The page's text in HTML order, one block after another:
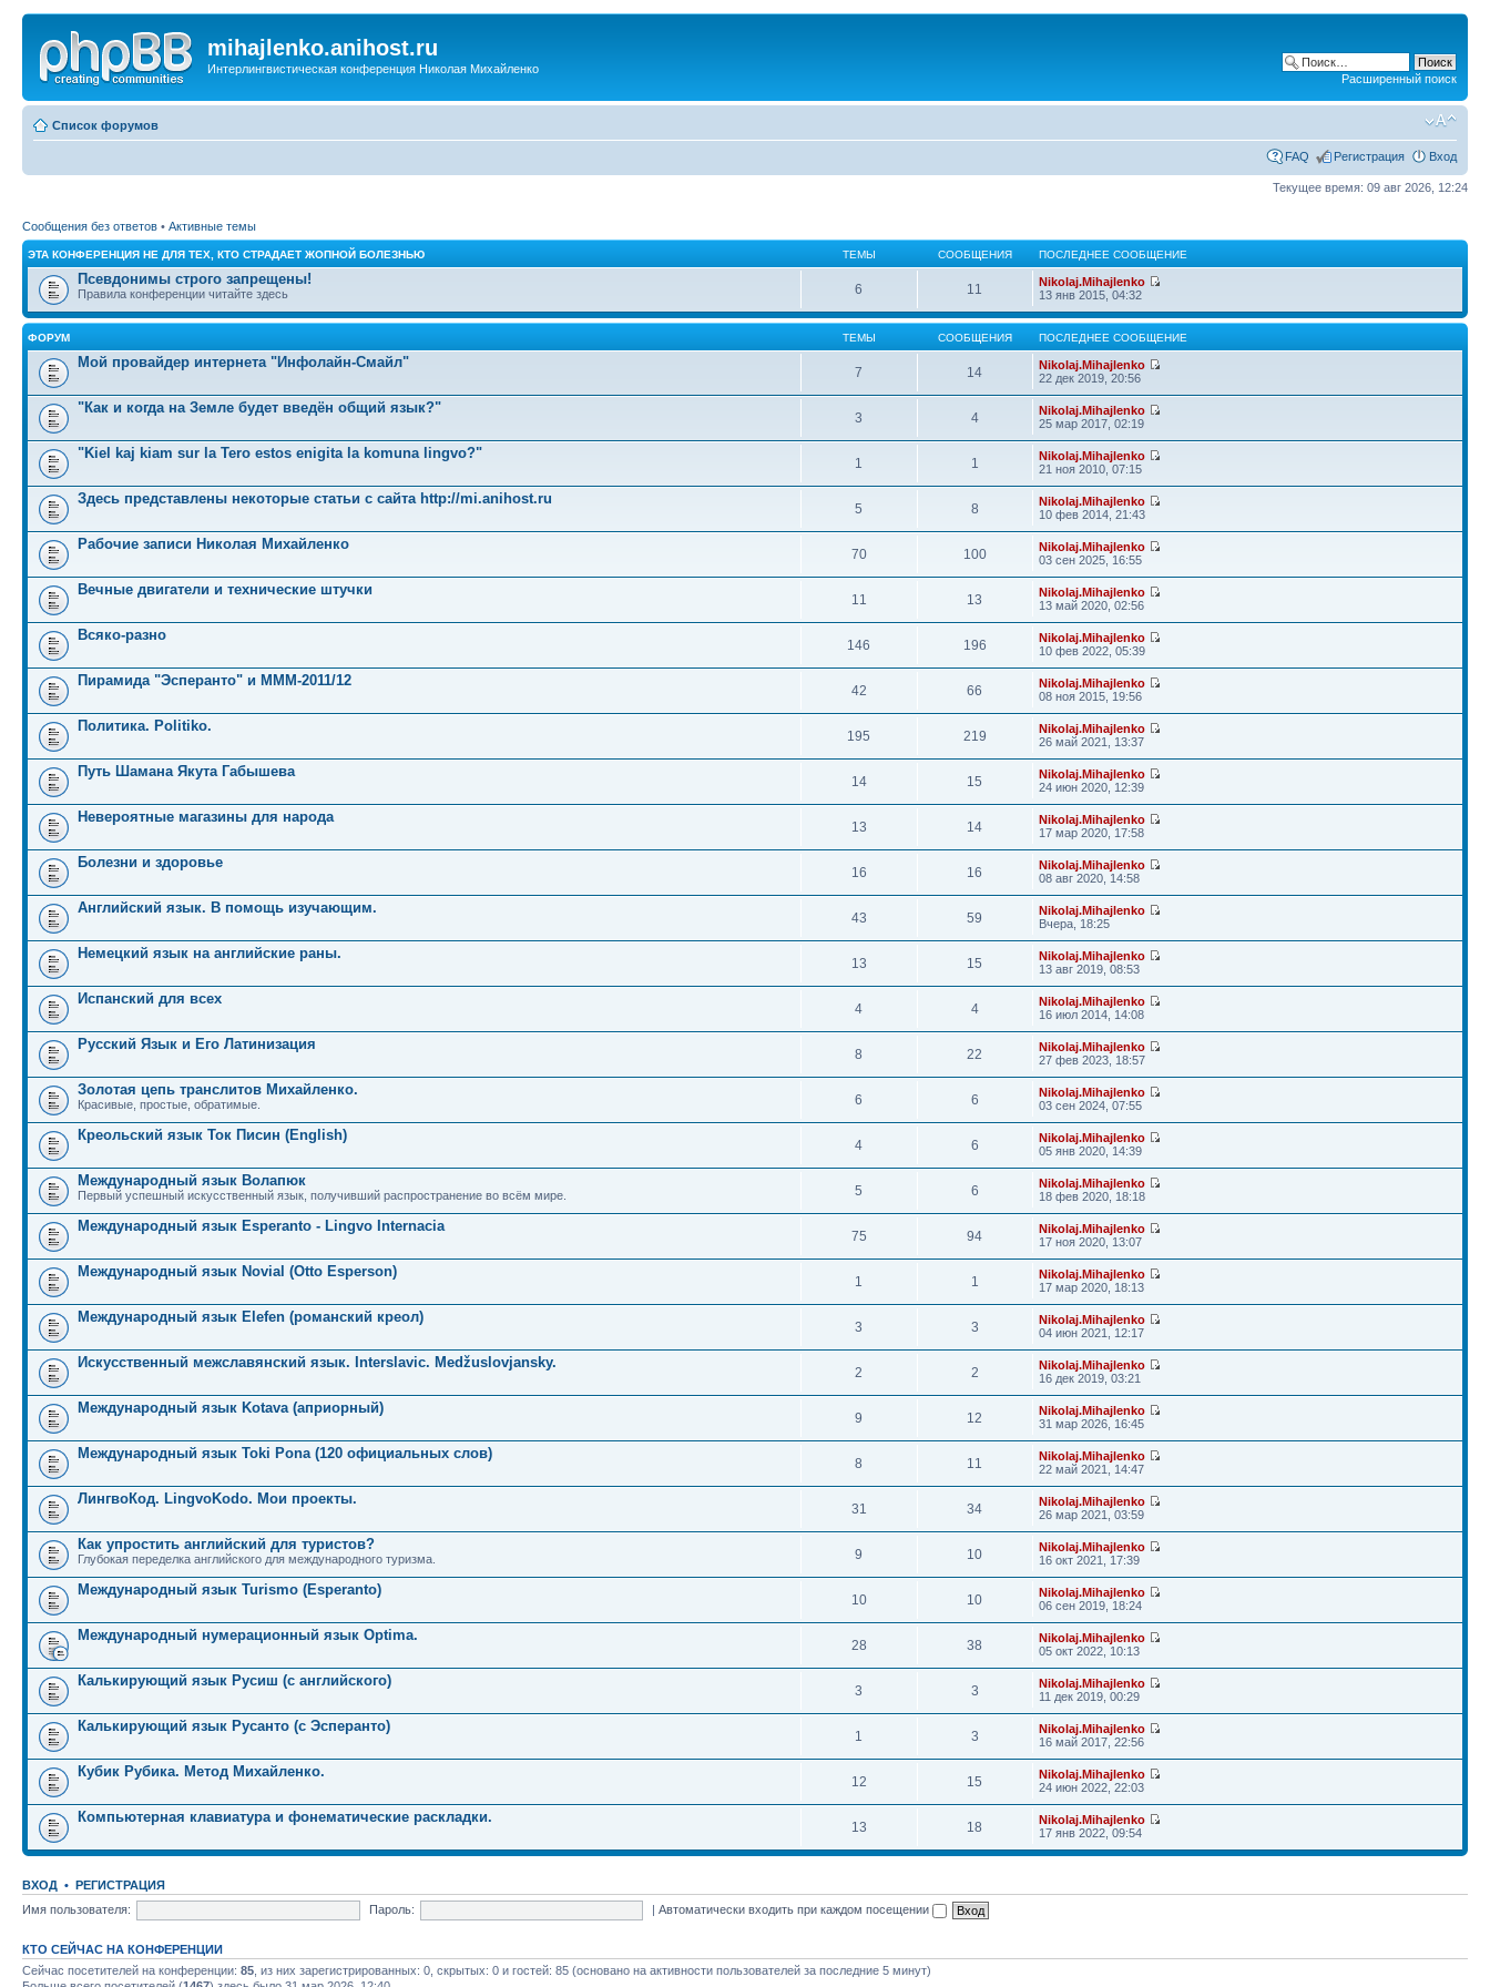
mihajlenko.anihost.ru
Интерлингвистическая конференция Николая Михайленко
Расширенный поиск
Список форумов
FAQ Регистрация Вход
Текущее время: 09 авг 2026, 12:24
Сообщения без ответов • Активные темы
ЭТА КОНФЕРЕНЦИЯ НЕ ДЛЯ ТЕХ, КТО СТРАДАЕТ ЖОПНОЙ БОЛЕЗНЬЮ ТЕМЫ СООБЩЕНИЯ ПОСЛЕДНЕЕ СООБЩЕНИЕ
Псевдонимы строго запрещены!
Правила конференции читайте здесь 6 11
Nikolaj.Mihajlenko
13 янв 2015, 04:32
ФОРУМ ТЕМЫ СООБЩЕНИЯ ПОСЛЕДНЕЕ СООБЩЕНИЕ
Мой провайдер интернета "Инфолайн-Смайл"
7 14
Nikolaj.Mihajlenko
22 дек 2019, 20:56
"Как и когда на Земле будет введён общий язык?"
3 4
Nikolaj.Mihajlenko
25 мар 2017, 02:19
"Kiel kaj kiam sur la Tero estos enigita la komuna lingvo?"
1 1
Nikolaj.Mihajlenko
21 ноя 2010, 07:15
Здесь представлены некоторые статьи с сайта http://mi.anihost.ru
5 8
Nikolaj.Mihajlenko
10 фев 2014, 21:43
Рабочие записи Николая Михайленко
70 100
Nikolaj.Mihajlenko
03 сен 2025, 16:55
Вечные двигатели и технические штучки
11 13
Nikolaj.Mihajlenko
13 май 2020, 02:56
Всяко-разно
146 196
Nikolaj.Mihajlenko
10 фев 2022, 05:39
Пирамида "Эсперанто" и MMM-2011/12
42 66
Nikolaj.Mihajlenko
08 ноя 2015, 19:56
Политика. Politiko.
195 219
Nikolaj.Mihajlenko
26 май 2021, 13:37
Путь Шамана Якута Габышева
14 15
Nikolaj.Mihajlenko
24 июн 2020, 12:39
Невероятные магазины для народа
13 14
Nikolaj.Mihajlenko
17 мар 2020, 17:58
Болезни и здоровье
16 16
Nikolaj.Mihajlenko
08 авг 2020, 14:58
Английский язык. В помощь изучающим.
43 59
Nikolaj.Mihajlenko
Вчера, 18:25
Немецкий язык на английские раны.
13 15
Nikolaj.Mihajlenko
13 авг 2019, 08:53
Испанский для всех
4 4
Nikolaj.Mihajlenko
16 июл 2014, 14:08
Русский Язык и Его Латинизация
8 22
Nikolaj.Mihajlenko
27 фев 2023, 18:57
Золотая цепь транслитов Михайленко.
Красивые, простые, обратимые. 6 6
Nikolaj.Mihajlenko
03 сен 2024, 07:55
Креольский язык Ток Писин (English)
4 6
Nikolaj.Mihajlenko
05 янв 2020, 14:39
Международный язык Волапюк
Первый успешный искусственный язык, получивший распространение во всём мире. 5 6
Nikolaj.Mihajlenko
18 фев 2020, 18:18
Международный язык Esperanto - Lingvo Internacia
75 94
Nikolaj.Mihajlenko
17 ноя 2020, 13:07
Международный язык Novial (Otto Esperson)
1 1
Nikolaj.Mihajlenko
17 мар 2020, 18:13
Международный язык Elefen (романский креол)
3 3
Nikolaj.Mihajlenko
04 июн 2021, 12:17
Искусственный межславянский язык. Interslavic. Medžuslovjansky.
2 2
Nikolaj.Mihajlenko
16 дек 2019, 03:21
Международный язык Kotava (априорный)
9 12
Nikolaj.Mihajlenko
31 мар 2026, 16:45
Международный язык Toki Pona (120 официальных слов)
8 11
Nikolaj.Mihajlenko
22 май 2021, 14:47
ЛингвоКод. LingvoKodo. Мои проекты.
31 34
Nikolaj.Mihajlenko
26 мар 2021, 03:59
Как упростить английский для туристов?
Глубокая переделка английского для международного туризма. 9 10
Nikolaj.Mihajlenko
16 окт 2021, 17:39
Международный язык Turismo (Esperanto)
10 10
Nikolaj.Mihajlenko
06 сен 2019, 18:24
Международный нумерационный язык Optima.
28 38
Nikolaj.Mihajlenko
05 окт 2022, 10:13
Калькирующий язык Русиш (с английского)
3 3
Nikolaj.Mihajlenko
11 дек 2019, 00:29
Калькирующий язык Русанто (с Эсперанто)
1 3
Nikolaj.Mihajlenko
16 май 2017, 22:56
Кубик Рубика. Метод Михайленко.
12 15
Nikolaj.Mihajlenko
24 июн 2022, 22:03
Компьютерная клавиатура и фонематические раскладки.
13 18
Nikolaj.Mihajlenko
17 янв 2022, 09:54
ВХОД • РЕГИСТРАЦИЯ
Имя пользователя:
Пароль: |Автоматически входить при каждом посещении
КТО СЕЙЧАС НА КОНФЕРЕНЦИИ
Сейчас посетителей на конференции: 85 , из них зарегистрированных: 0, скрытых: 0 и гостей: 85 (основано на активности пользователей за последние 5 минут)